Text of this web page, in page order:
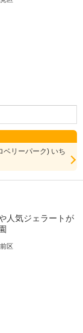
ベリーパーク) いち
人気ジェラートが
区